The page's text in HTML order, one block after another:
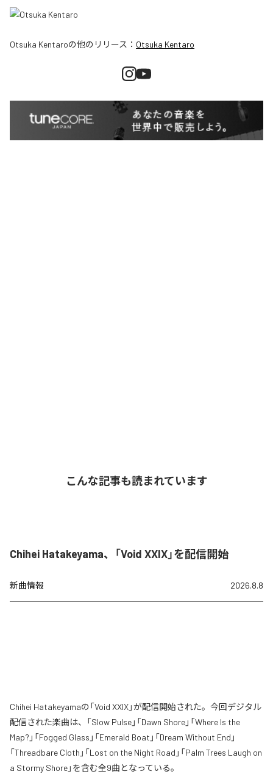
Otsuka Kentaroの他のリリース： Otsuka Kentaro
こんな記事も読まれています
Chihei Hatakeyama、「Void XXIX」を配信開始
新曲情報 2026.8.8
Chihei Hatakeyamaの「Void XXIX」が配信開始された。今回デジタル
配信された楽曲は、「Slow Pulse」「Dawn Shore」「Where Is the
Map?」「Fogged Glass」「Emerald Boat」「Dream Without End」
「Threadbare Cloth」「Lost on the Night Road」「Palm Trees Laugh on
a Stormy Shore」を含む全9曲となっている。